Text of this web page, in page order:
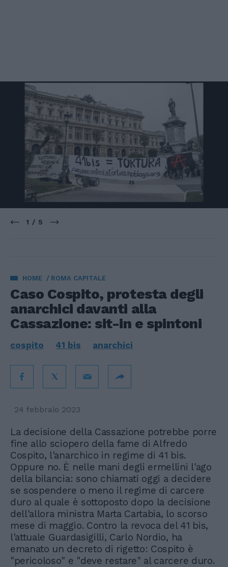
1 / 5
HOME ROMA CAPITALE
Caso Cospito, protesta degli
anarchici davanti alla
Cassazione: sit-in e spintoni
cospito 41 bis anarchici
24 febbraio 2023
La decisione della Cassazione potrebbe porre
fine allo sciopero della fame di Alfredo
Cospito, l'anarchico in regime di 41 bis.
Oppure no. È nelle mani degli ermellini l'ago
della bilancia: sono chiamati oggi a decidere
se sospendere o meno il regime di carcere
duro al quale è sottoposto dopo la decisione
dell'allora ministra Marta Cartabia, lo scorso
mese di maggio. Contro la revoca del 41 bis,
l'attuale Guardasigilli, Carlo Nordio, ha
emanato un decreto di rigetto: Cospito è
"pericoloso" e "deve restare" al carcere duro.